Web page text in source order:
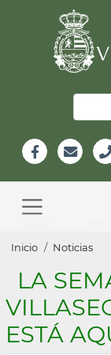
Información
Header
navigation
enlaces
de
ayuda
Inicio Noticias
LA
ESTÁ